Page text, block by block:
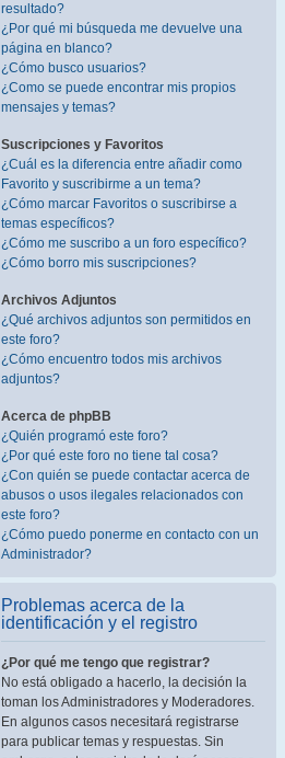
resultado?
¿Por qué mi búsqueda me devuelve una
página en blanco?
¿Cómo busco usuarios?
¿Como se puede encontrar mis propios
mensajes y temas?
Suscripciones y Favoritos
¿Cuál es la diferencia entre añadir como
Favorito y suscribirme a un tema?
¿Cómo marcar Favoritos o suscribirse a
temas específicos?
¿Cómo me suscribo a un foro específico?
¿Cómo borro mis suscripciones?
Archivos Adjuntos
¿Qué archivos adjuntos son permitidos en
este foro?
¿Cómo encuentro todos mis archivos
adjuntos?
Acerca de phpBB
¿Quién programó este foro?
¿Por qué este foro no tiene tal cosa?
¿Con quién se puede contactar acerca de
abusos o usos ilegales relacionados con
este foro?
¿Cómo puedo ponerme en contacto con un
Administrador?
Problemas acerca de la
identificación y el registro
¿Por qué me tengo que registrar?
No está obligado a hacerlo, la decisión la
toman los Administradores y Moderadores.
En algunos casos necesitará registrarse
para publicar temas y respuestas. Sin